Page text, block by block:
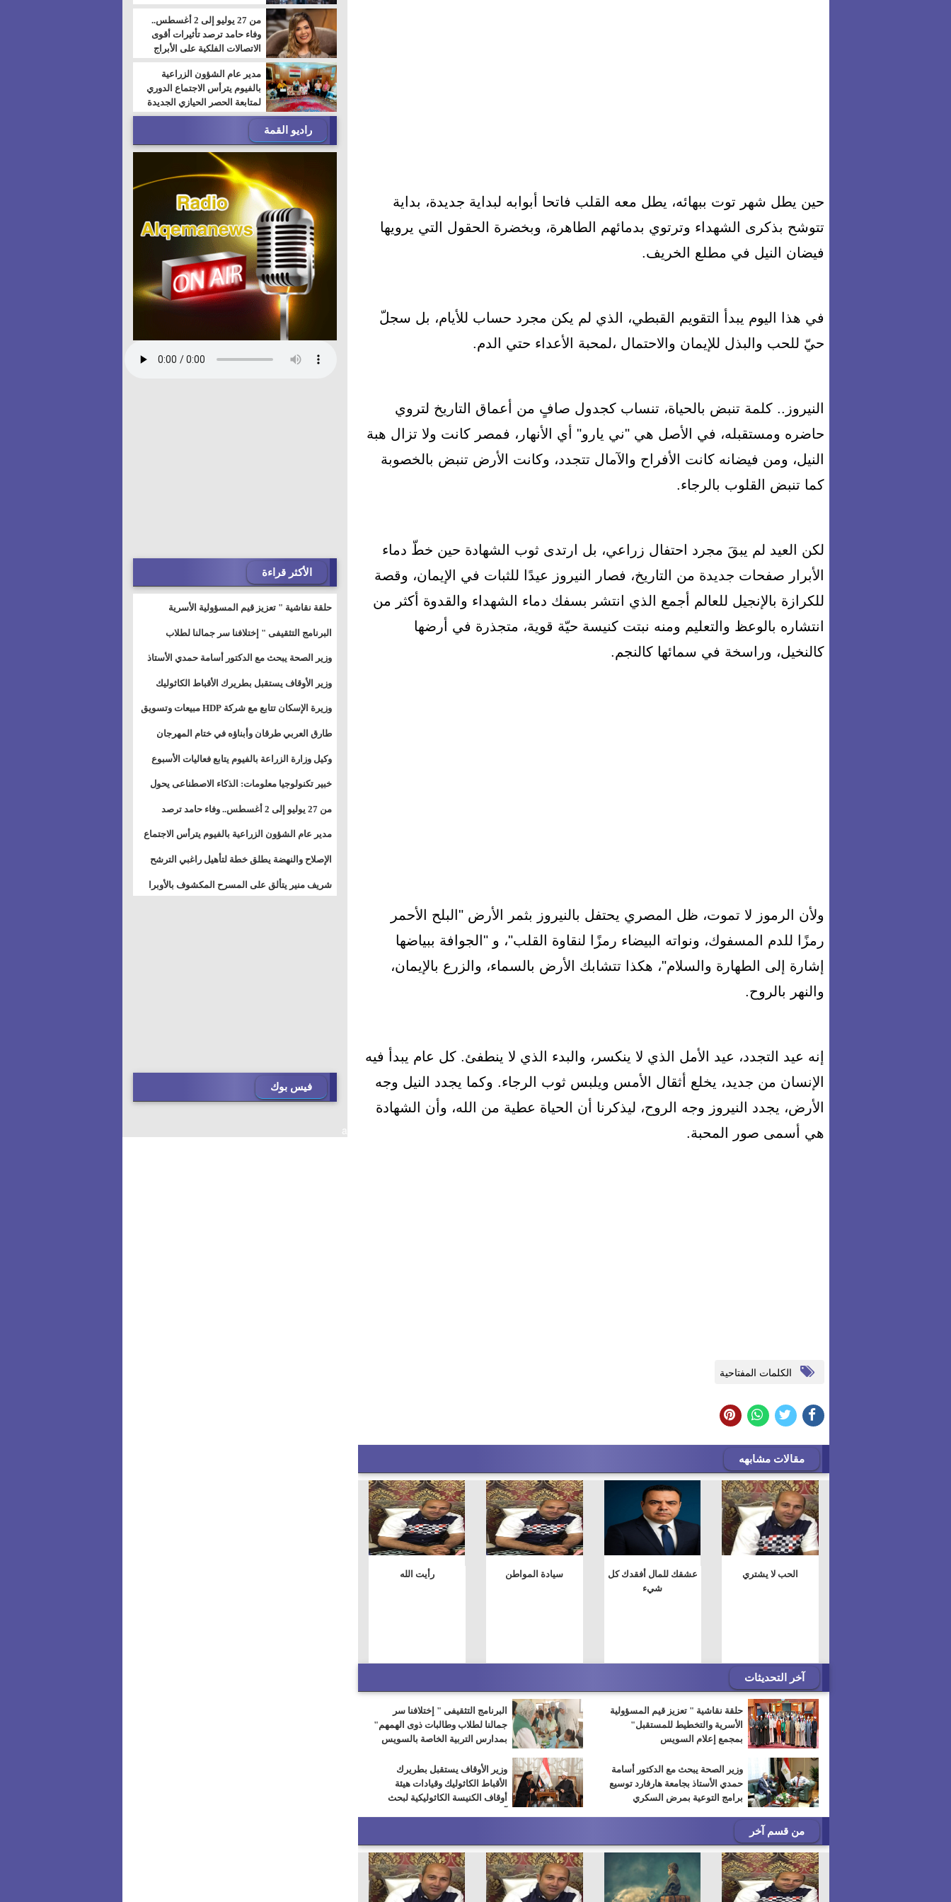
حين يطل شهر توت ببهائه، يطل معه القلب فاتحا أبوابه لبداية جديدة، بداية
تتوشح بذكرى الشهداء وترتوي بدمائهم الطاهرة، وبخضرة الحقول التي يرويها
فيضان النيل في مطلع الخريف.
في هذا اليوم يبدأ التقويم القبطي، الذي لم يكن مجرد حساب للأيام، بل سجلّ
حيّ للحب والبذل للإيمان والاحتمال ،لمحبة الأعداء حتي الدم.
النيروز.. كلمة تنبض بالحياة، تنساب كجدول صافٍ من أعماق التاريخ لتروي
حاضره ومستقبله، في الأصل هي "ني يارو" أي الأنهار، فمصر كانت ولا تزال هبة
النيل، ومن فيضانه كانت الأفراح والآمال تتجدد، وكانت الأرض تنبض بالخصوبة
كما تنبض القلوب بالرجاء.
لكن العيد لم يبقَ مجرد احتفال زراعي، بل ارتدى ثوب الشهادة حين خطّ دماء
الأبرار صفحات جديدة من التاريخ، فصار النيروز عيدًا للثبات في الإيمان، وقصة
للكرازة بالإنجيل للعالم أجمع الذي انتشر بسفك دماء الشهداء والقدوة أكثر من
انتشاره بالوعظ والتعليم ومنه نبتت كنيسة حيّة قوية، متجذرة في أرضها
كالنخيل، وراسخة في سمائها كالنجم.
ولأن الرموز لا تموت، ظل المصري يحتفل بالنيروز بثمر الأرض "البلح الأحمر
رمزًا للدم المسفوك، ونواته البيضاء رمزًا لنقاوة القلب"، و "الجوافة ببياضها
إشارة إلى الطهارة والسلام"، هكذا تتشابك الأرض بالسماء، والزرع بالإيمان،
والنهر بالروح.
إنه عيد التجدد، عيد الأمل الذي لا ينكسر، والبدء الذي لا ينطفئ. كل عام يبدأ فيه
الإنسان من جديد، يخلع أثقال الأمس ويلبس ثوب الرجاء. وكما يجدد النيل وجه
الأرض، يجدد النيروز وجه الروح، ليذكرنا أن الحياة عطية من الله، وأن الشهادة
هي أسمى صور المحبة.
الكلمات المفتاحية
مقالات مشابهه
الحب لا يشتري
عشقك للمال أفقدك كل
شيء
سيادة المواطن رأيت الله
آخر التحديثات
حلقة نقاشية " تعزيز قيم المسؤولية
الأسرية والتخطيط للمستقبل"
بمجمع إعلام السويس
البرنامج التثقيفى " إختلافنا سر
جمالنا لطلاب وطالبات ذوى الهمهم"
بمدارس التربية الخاصة بالسويس
وزير الصحة يبحث مع الدكتور أسامة
حمدي الأستاذ بجامعة هارفارد توسيع
برامج التوعية بمرض السكري
وزير الأوقاف يستقبل بطريرك
الأقباط الكاثوليك وقيادات هيئة
أوقاف الكنيسة الكاثوليكية لبحث
من قسم آخر
من 27 يوليو إلى 2 أغسطس..
وفاء حامد ترصد تأثيرات أقوى
الاتصالات الفلكية على الأبراج
مدير عام الشؤون الزراعية
بالفيوم يترأس الاجتماع الدوري
لمتابعة الحصر الحيازي الجديدة
راديو القمة
الأكثر قراءة
حلقة نقاشية " تعزيز قيم المسؤولية الأسرية
البرنامج التثقيفى " إختلافنا سر جمالنا لطلاب
وطالبات ذوى الهمهم" بمدارس التربية الخاصة
وزير الصحة يبحث مع الدكتور أسامة حمدي الأستاذ
بجامعة هارفارد توسيع برامج التوعية بمرض السكري
وزير الأوقاف يستقبل بطريرك الأقباط الكاثوليك
وزيرة الإسكان تتابع مع شركة HDP مبيعات وتسويق
مشروعات المدن الجديدة
طارق العربي طرقان وأبناؤه في ختام المهرجان
الصيفي للموسيقى والغناء بالمسرح المكشوف
وكيل وزارة الزراعة بالفيوم يتابع فعاليات الأسبوع
خبير تكنولوجيا معلومات: الذكاء الاصطناعى يحول
المستخدم إلى سلعة فى اقتصاد الانتباه
من 27 يوليو إلى 2 أغسطس.. وفاء حامد ترصد
تأثيرات أقوى الاتصالات الفلكية على الأبراج
مدير عام الشؤون الزراعية بالفيوم يترأس الاجتماع
الدوري لمتابعة الحصر الحيازي الجديدة
الإصلاح والنهضة يطلق خطة لتأهيل راغبي الترشح
للمجالس الشعبية المحلية ويستعرض خطط أماناته
بالمحافظات
شريف منير يتألق على المسرح المكشوف بالأوبرا
فيس بوك
a